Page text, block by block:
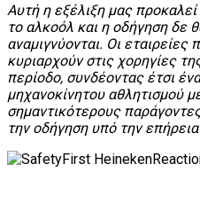
Αυτή η εξέλιξη μας
το αλκοόλ και η οδήγηση δε
αναμιγνύονται. Οι
κυριαρχούν στις χορηγίες
περίοδο, συνδέοντας έτσι
μηχανοκίνητου αθλητισμού
σημαντικότερους
την οδήγηση υπό την